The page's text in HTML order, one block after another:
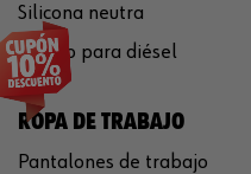
Silicona neutra
Aditivo para diésel
ROPA DE TRABAJO
Pantalones de trabajo